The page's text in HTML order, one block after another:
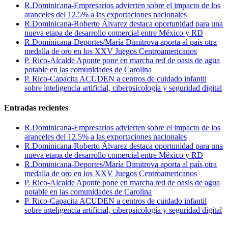
R.Dominicana-Empresarios advierten sobre el impacto de los
aranceles del 12.5% a las exportaciones nacionales
R.Dominicana-Roberto Álvarez destaca oportunidad para una
nueva etapa de desarrollo comercial entre México y RD
R.Dominicana-Deportes/María Dimitrova aporta al país otra
medalla de oro en los XXV Juegos Centroamericanos
P. Rico-Alcalde Aponte pone en marcha red de oasis de agua
potable en las comunidades de Carolina
P. Rico-Capacita ACUDEN a centros de cuidado infantil
sobre inteligencia artificial, ciberpsicología y seguridad digital
Entradas recientes
R.Dominicana-Empresarios advierten sobre el impacto de los
aranceles del 12.5% a las exportaciones nacionales
R.Dominicana-Roberto Álvarez destaca oportunidad para una
nueva etapa de desarrollo comercial entre México y RD
R.Dominicana-Deportes/María Dimitrova aporta al país otra
medalla de oro en los XXV Juegos Centroamericanos
P. Rico-Alcalde Aponte pone en marcha red de oasis de agua
potable en las comunidades de Carolina
P. Rico-Capacita ACUDEN a centros de cuidado infantil
sobre inteligencia artificial, ciberpsicología y seguridad digital